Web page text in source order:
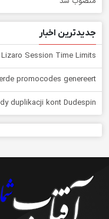
جدیدترین اخبار
Lizaro Session Time Limits
promocodes genereert
duplikacji kont Dudespin